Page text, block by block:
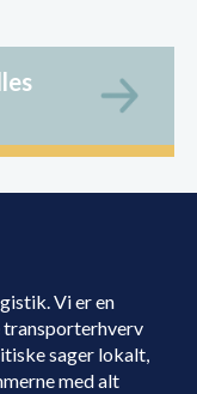
Vi er en
transporterhverv
sager lokalt,
med alt